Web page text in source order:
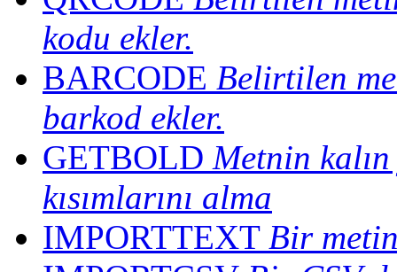
kodu ekler.
BARCODE Belirtilen
barkod ekler.
GETBOLD Metnin
kısımlarını alma
IMPORTTEXT Bir